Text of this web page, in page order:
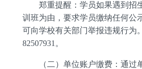
郑重提醒：学员如果遇到招
训班为由，要求学员缴纳任何公
可向学校有关部门举报违规行为
82507931 。
（二）单位账户缴费：通